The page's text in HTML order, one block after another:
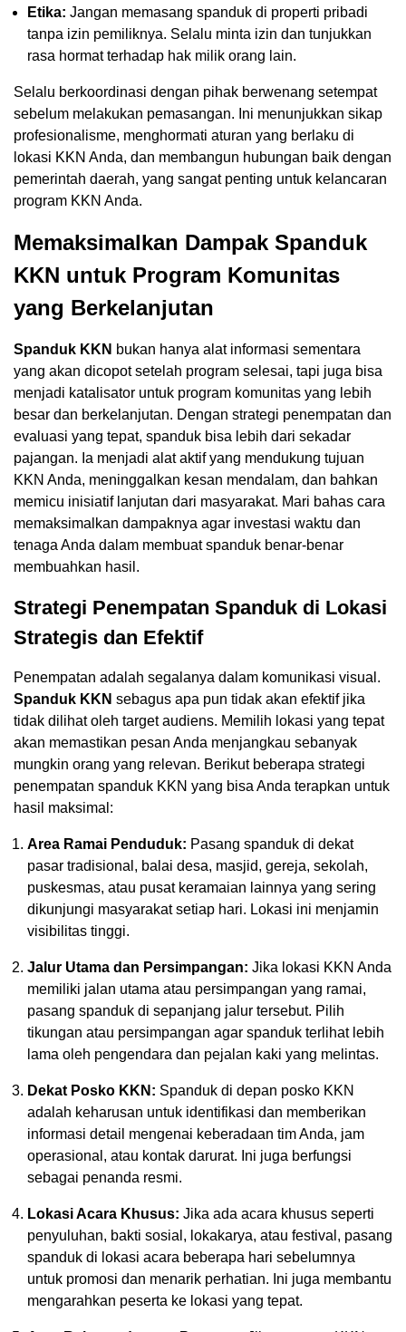
Etika: Jangan memasang spanduk di properti pribadi
tanpa izin pemiliknya. Selalu minta izin dan tunjukkan
rasa hormat terhadap hak milik orang lain.
Selalu berkoordinasi dengan pihak berwenang setempat
sebelum melakukan pemasangan. Ini menunjukkan sikap
profesionalisme, menghormati aturan yang berlaku di
lokasi KKN Anda, dan membangun hubungan baik dengan
pemerintah daerah, yang sangat penting untuk kelancaran
program KKN Anda.
Memaksimalkan Dampak Spanduk
KKN untuk Program Komunitas
yang Berkelanjutan
Spanduk KKN bukan hanya alat informasi sementara
yang akan dicopot setelah program selesai, tapi juga bisa
menjadi katalisator untuk program komunitas yang lebih
besar dan berkelanjutan. Dengan strategi penempatan dan
evaluasi yang tepat, spanduk bisa lebih dari sekadar
pajangan. Ia menjadi alat aktif yang mendukung tujuan
KKN Anda, meninggalkan kesan mendalam, dan bahkan
memicu inisiatif lanjutan dari masyarakat. Mari bahas cara
memaksimalkan dampaknya agar investasi waktu dan
tenaga Anda dalam membuat spanduk benar-benar
membuahkan hasil.
Strategi Penempatan Spanduk di Lokasi
Strategis dan Efektif
Penempatan adalah segalanya dalam komunikasi visual.
Spanduk KKN sebagus apa pun tidak akan efektif jika
tidak dilihat oleh target audiens. Memilih lokasi yang tepat
akan memastikan pesan Anda menjangkau sebanyak
mungkin orang yang relevan. Berikut beberapa strategi
penempatan spanduk KKN yang bisa Anda terapkan untuk
hasil maksimal:
Area Ramai Penduduk: Pasang spanduk di dekat
pasar tradisional, balai desa, masjid, gereja, sekolah,
puskesmas, atau pusat keramaian lainnya yang sering
dikunjungi masyarakat setiap hari. Lokasi ini menjamin
visibilitas tinggi.
Jalur Utama dan Persimpangan: Jika lokasi KKN Anda
memiliki jalan utama atau persimpangan yang ramai,
pasang spanduk di sepanjang jalur tersebut. Pilih
tikungan atau persimpangan agar spanduk terlihat lebih
lama oleh pengendara dan pejalan kaki yang melintas.
Dekat Posko KKN: Spanduk di depan posko KKN
adalah keharusan untuk identifikasi dan memberikan
informasi detail mengenai keberadaan tim Anda, jam
operasional, atau kontak darurat. Ini juga berfungsi
sebagai penanda resmi.
Lokasi Acara Khusus: Jika ada acara khusus seperti
penyuluhan, bakti sosial, lokakarya, atau festival, pasang
spanduk di lokasi acara beberapa hari sebelumnya
untuk promosi dan menarik perhatian. Ini juga membantu
mengarahkan peserta ke lokasi yang tepat.